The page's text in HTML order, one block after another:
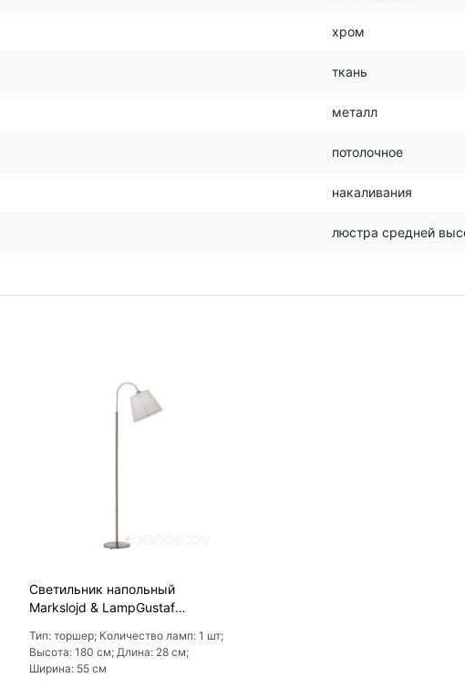
хром
ткань
металл
потолочное
накаливания
люстра средней
Светильник напольный
Markslojd & LampGustaf
Тип: торшер; Количество ламп: 1 шт;
Высота: 180 см; Длина: 28 см;
Ширина: 55 см